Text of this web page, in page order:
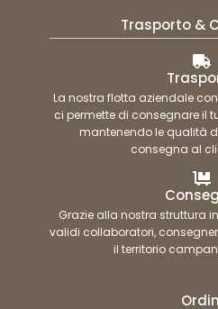
Trasporto &
La nostra flotta aziendale
ci permette di consegnare il
mantenendo le qualità
consegna al
Grazie alla nostra struttura
validi collaboratori,
il territorio